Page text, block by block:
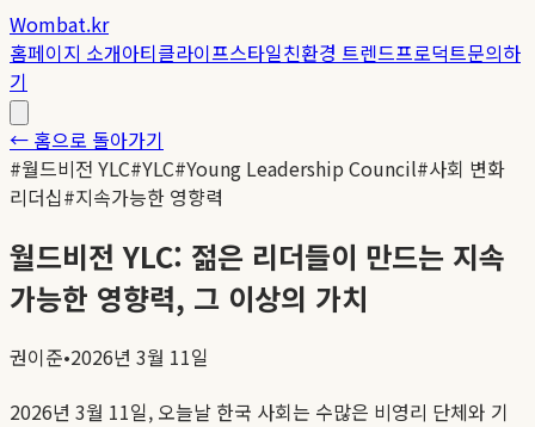
Wombat.kr
홈페이지 소개아티클라이프스타일친환경 트렌드프로덕트문의하
기
← 홈으로 돌아가기
#월드비전 YLC#YLC#Young Leadership Council#사회 변화
리더십#지속가능한 영향력
월드비전 YLC: 젊은 리더들이 만드는 지속
가능한 영향력, 그 이상의 가치
권이준•2026년 3월 11일
2026년 3월 11일, 오늘날 한국 사회는 수많은 비영리 단체와 기